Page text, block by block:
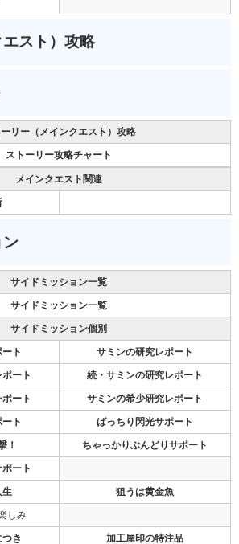
スト）攻略
ーリー（メインクエスト）攻略
ストーリー攻略チャート
メインクエスト関連
サイドミッション一覧
サイドミッション一覧
サイドミッション個別
ト サミンの研究レポート
ート 続・サミンの研究レポート
ート サミンの希少研究レポート
ト ばっちり閃光サポート
！ ちゃっかりぶんどりサポート
ート
生 狙うは黄金魚
しみ
き 加工屋印の特注品